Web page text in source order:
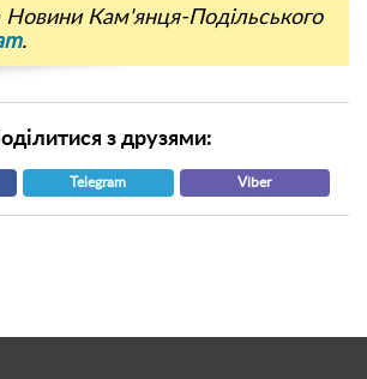
Новини Кам'янця-Подільського
.
з друзями:
Telegram Viber